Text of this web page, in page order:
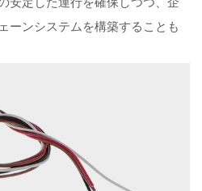
ーンシステムを構築することも